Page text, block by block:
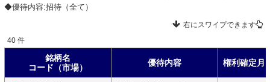
◆優待内容:招待（全て）
右にスワイプできます
40 件
銘柄名
コード（市場）
優待内容 権利確定月